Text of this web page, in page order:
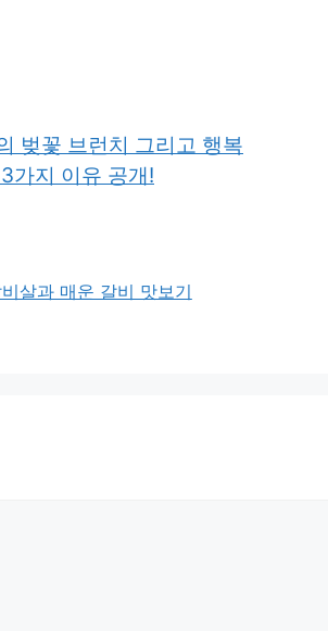
벚꽃 브런치 그리고 행복
가지 이유 공개!
살과 매운 갈비 맛보기